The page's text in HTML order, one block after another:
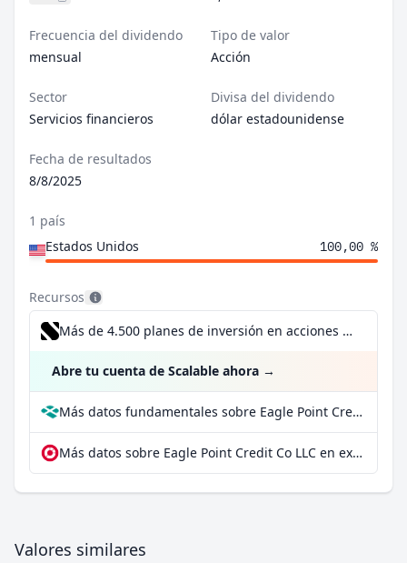
Frecuencia del dividendo
mensual
Tipo de valor
Acción
Sector
Servicios financieros
Divisa del dividendo
dólar estadounidense
Fecha de resultados
8/8/2025
1 país
Estados Unidos
100,00 %
Recursos
Más de 4.500 planes de inversión en acciones desde 1 €
Abre tu cuenta de Scalable ahora →
Más datos fundamentales sobre Eagle Point Credit Co LLC en Parqet
Más datos sobre Eagle Point Credit Co LLC en extraETF
Valores similares